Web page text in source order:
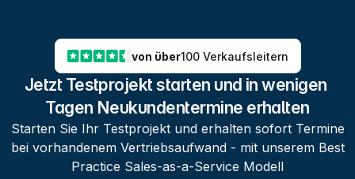
von über100 Verkaufsleitern
Jetzt Testprojekt starten und in wenigen
Tagen Neukundentermine erhalten
Starten Sie Ihr Testprojekt und erhalten sofort Termine
bei vorhandenem Vertriebsaufwand - mit unserem Best
Practice Sales-as-a-Service Modell